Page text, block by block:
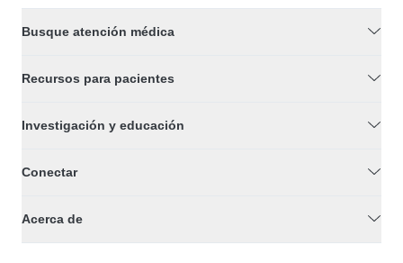
Busque atención médica
Recursos para pacientes
Investigación y educación
Conectar
Acerca de